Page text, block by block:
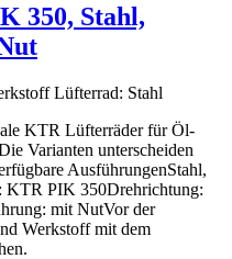
350, Stahl,
Lüfterrad: Stahl
KTR Lüfterräder für Öl-
Varianten unterscheiden
AusführungenStahl,
KTR PIK 350Drehrichtung:
mit NutVor der
Werkstoff mit dem